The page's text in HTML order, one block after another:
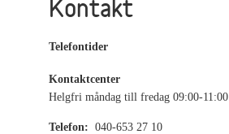
Kontakt
Telefontider
Kontaktcenter
Helgfri måndag till fredag 09:00-11:00
Telefon: 040-653 27 10